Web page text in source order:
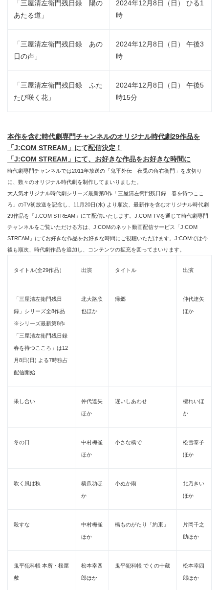
「三屋清左衛門残日録 陽の
あたる道」
2024年12月8日（日） ひる1
時
「三屋清左衛門残日録 あの
日の声」
2024年12月8日（日） 午後3
時
「三屋清左衛門残日録 ふた
たび咲く花」
2024年12月8日（日） 午後5
時15分
本作を含む時代劇専門チャンネルのオリジナル時代劇29作品を
「J:COM STREAM」にて配信決定！
「J:COM STREAM」にて、お好きな作品をお好きな時間に
時代劇専門チャンネルでは2011年放送の「鬼平外伝 夜兎の角右衛門」を皮切り
に、数々のオリジナル時代劇を制作してまいりました。
大人気オリジナル時代劇シリーズ最新第8作「三屋清左衛門残日録 春を待つここ
ろ」のTV初放送を記念し、11月20日(水) より順次、最新作を含むオリジナル時代劇
29作品を「J:COM STREAM」にて配信いたします。J:COM TVを通じて時代劇専門
チャンネルをご覧いただける方は、J:COMのネット動画配信サービス「J:COM
STREAM」にてお好きな作品をお好きな時間にご視聴いただけます。J:COMでは今
後も順次、時代劇作品を追加し、コンテンツの拡充を図ってまいります。
タイトル(全29作品） 出演 タイトル 出演
「三屋清左衛門残日
録」シリーズ全8作品
※シリーズ最新第8作
「三屋清左衛門残日録
春を待つこころ」は12
月8日(日) よる7時独占
配信開始
北大路欣
也ほか
帰郷 仲代達矢
ほか
果し合い 仲代達矢
ほか
遅いしあわせ 檀れいほ
か
冬の日 中村梅雀
ほか
小さな橋で 松雪泰子
ほか
吹く風は秋 橋爪功ほ
か
小ぬか雨 北乃きい
ほか
殺すな 中村梅雀
ほか
橋ものがたり「約束」 片岡千之
助ほか
鬼平犯科帳 本所・桜屋
敷
松本幸四
郎ほか
鬼平犯科帳 でくの十蔵 松本幸四
郎ほか
Japanese